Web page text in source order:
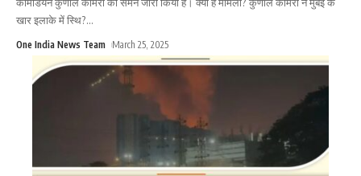
कॉमेडियन कुणाल कामरा को समन जारी किया है। क्या है मामला? कुणाल कामरा ने मुंबई के
खार इलाके में स्थि?...
One India News Team March 25, 2025